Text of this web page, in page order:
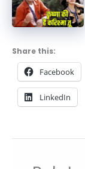
Share this:
Facebook
LinkedIn